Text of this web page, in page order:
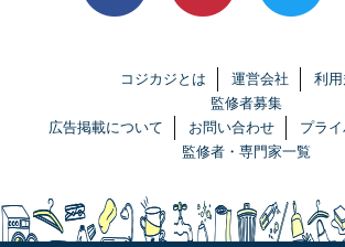
コジカジとは 運営会社
利
監修者募集
広告掲載について
お問い合わせ
プラ
監修者・専門家一覧